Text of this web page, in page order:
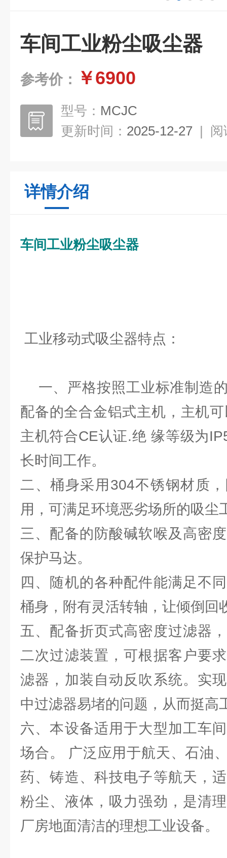
车间工业粉尘吸尘器
参考价： ￥6900
型号： MCJC
更新时间： 2025-12-27 | 阅
详情介绍
车间工业粉尘吸尘器
工业移动式吸尘器特点：
一、严格按照工业标准制造
配备的全合金铝式主机，主机
主机符合CE认证.绝 缘等级为
长时间工作。
二、桶身采用304不锈钢材质
用，可满足环境恶劣场所的吸尘
三、配备的防酸碱软喉及高密
保护马达。
四、随机的各种配件能满足不
桶身，附有灵活转轴，让倾倒回
五、配备折页式高密度过滤器
二次过滤装置，可根据客户要
滤器，加装自动反吹系统。实
中过滤器易堵的问题，从而挺高
六、本设备适用于大型加工车
场合。 广泛应用于航天、石油
药、铸造、科技电子等航天，
粉尘、液体，吸力强劲，是清
厂房地面清洁的理想工业设备。